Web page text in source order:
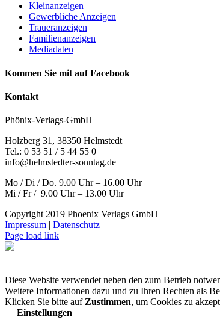
Kleinanzeigen
Gewerbliche Anzeigen
Traueranzeigen
Familienanzeigen
Mediadaten
Kommen Sie mit auf Facebook
Kontakt
Phönix-Verlags-GmbH
Holzberg 31, 38350 Helmstedt
Tel.: 0 53 51 / 5 44 55 0
info@helmstedter-sonntag.de
Mo / Di / Do. 9.00 Uhr – 16.00 Uhr
Mi / Fr / 9.00 Uhr – 13.00 Uhr
Copyright 2019 Phoenix Verlags GmbH
Impressum | Datenschutz
Page load link
Diese Website verwendet neben den zum Betrieb
Weitere Informationen dazu und zu Ihren Rechten als
Klicken Sie bitte auf Zustimmen, um Cookies zu
Einstellungen